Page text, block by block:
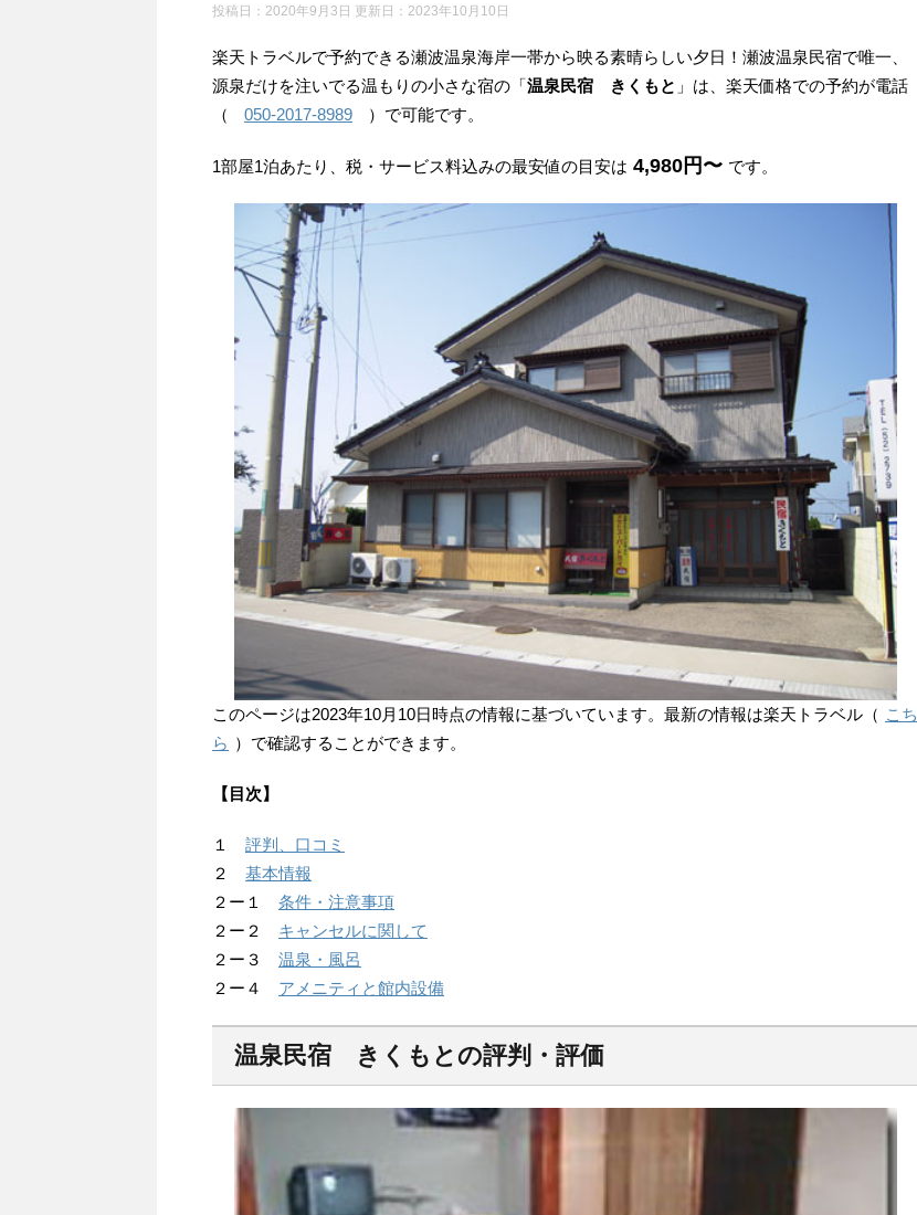
投稿日：2020年9月3日 更新日： 2023年10月10日
楽天トラベルで予約できる瀬波温泉海岸一帯から映る素晴らしい夕日！瀬波温泉民宿で唯一、
源泉だけを注いでる温もりの小さな宿の「温泉民宿 きくもと 」は、楽天価格での予約が電話
（
050-2017-8989 ）で可能です。
1部屋1泊あたり、税・サービス料込みの最安値の目安は 4,980円〜 です。
このページは2023年10月10日時点の情報に基づいています。最新の情報は楽天トラベル（ こち
ら ）で確認することができます。
【目次】
１ 評判、口コミ
２ 基本情報
２ー１ 条件・注意事項
２ー２ キャンセルに関して
２ー３ 温泉・風呂
２ー４ アメニティと館内設備
温泉民宿 きくもとの評判・評価